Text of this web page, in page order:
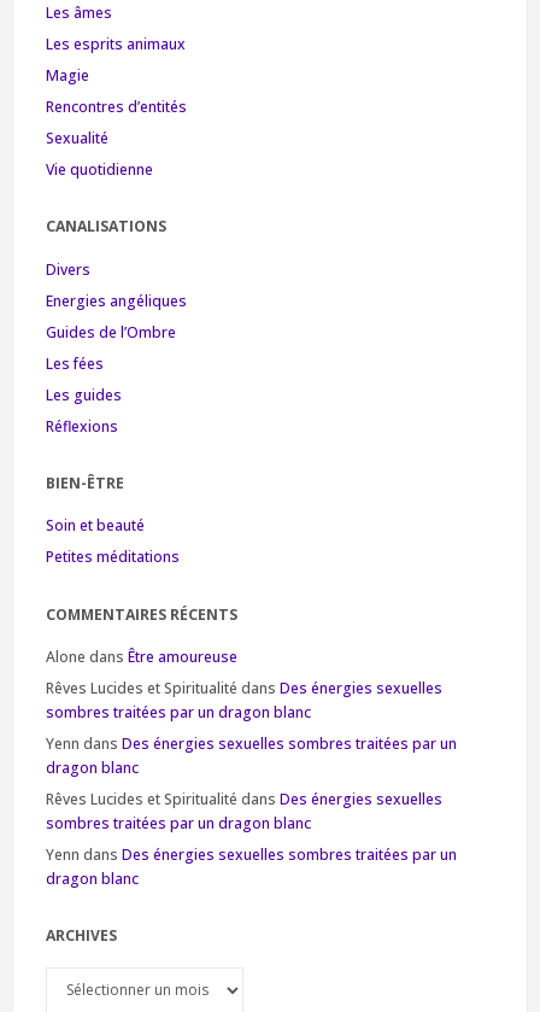
Les âmes
Les esprits animaux
Magie
Rencontres d’entités
Sexualité
Vie quotidienne
CANALISATIONS
Divers
Energies angéliques
Guides de l’Ombre
Les fées
Les guides
Réflexions
BIEN-ÊTRE
Soin et beauté
Petites méditations
COMMENTAIRES RÉCENTS
Alone dans Être amoureuse
Rêves Lucides et Spiritualité dans Des énergies sexuelles
sombres traitées par un dragon blanc
Yenn dans Des énergies sexuelles sombres traitées par un
dragon blanc
Rêves Lucides et Spiritualité dans Des énergies sexuelles
sombres traitées par un dragon blanc
Yenn dans Des énergies sexuelles sombres traitées par un
dragon blanc
ARCHIVES